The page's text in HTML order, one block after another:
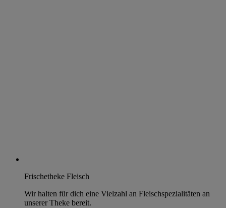
Frischetheke Fleisch
Wir halten für dich eine Vielzahl an Fleischspezialitäten an
unserer Theke bereit.